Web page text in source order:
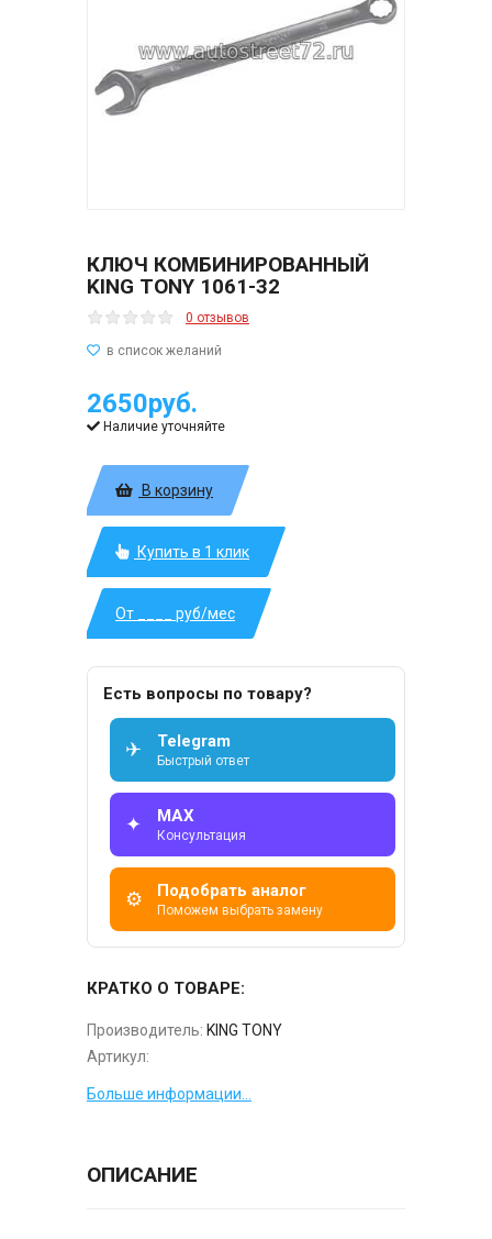
КЛЮЧ КОМБИНИРОВАННЫЙ
KING TONY 1061-32
0 отзывов
2650руб.
Наличие уточняйте
В корзину
Купить в 1 клик
От ____ руб/мес
Есть вопросы по товару?
✈ Telegram
Быстрый ответ
✦ MAX
Консультация
⚙ Подобрать аналог
Поможем выбрать замену
КРАТКО О ТОВАРЕ:
Производитель: KING TONY
Артикул:
Больше информации...
ОПИСАНИЕ